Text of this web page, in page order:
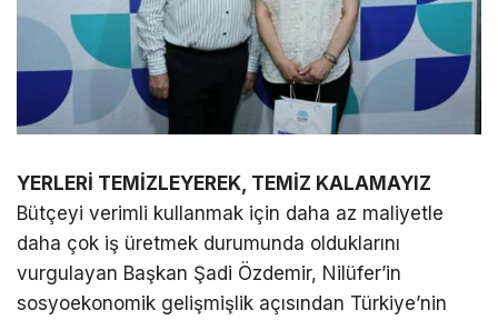
YERLERİ TEMİZLEYEREK, TEMİZ KALAMAYIZ
Bütçeyi verimli kullanmak için daha az maliyetle
daha çok iş üretmek durumunda olduklarını
vurgulayan Başkan Şadi Özdemir, Nilüfer’in
sosyoekonomik gelişmişlik açısından Türkiye’nin